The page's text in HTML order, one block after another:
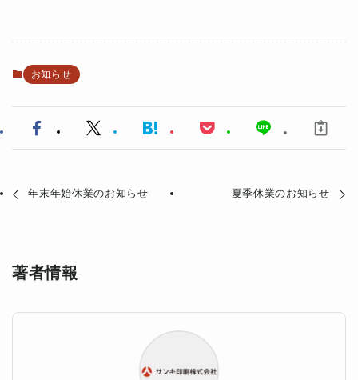
お知らせ
年末年始休業のお知らせ 夏季休業のお知らせ
著者情報